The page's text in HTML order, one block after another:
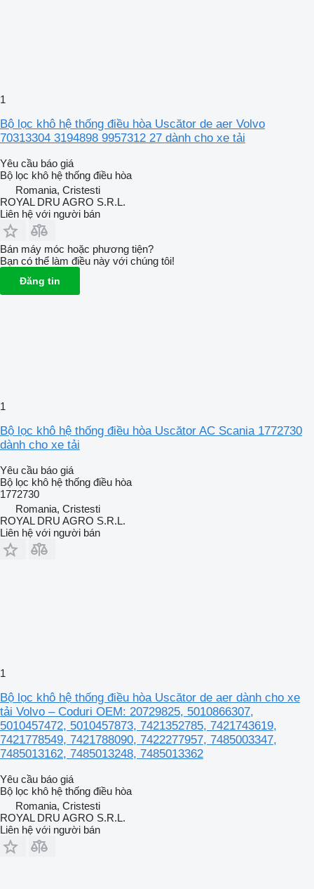
1
Bộ lọc khô hệ thống điều hòa Uscător de aer Volvo
70313304 3194898 9957312 27 dành cho xe tải
Yêu cầu báo giá
Bộ lọc khô hệ thống điều hòa
Romania, Cristesti
ROYAL DRU AGRO S.R.L.
Liên hệ với người bán
Bán máy móc hoặc phương tiện?
Bạn có thể làm điều này với chúng tôi!
Đăng tin
1
Bộ lọc khô hệ thống điều hòa Uscător AC Scania 1772730
dành cho xe tải
Yêu cầu báo giá
Bộ lọc khô hệ thống điều hòa
1772730
Romania, Cristesti
ROYAL DRU AGRO S.R.L.
Liên hệ với người bán
1
Bộ lọc khô hệ thống điều hòa Uscător de aer dành cho xe
tải Volvo – Coduri OEM: 20729825, 5010866307,
5010457472, 5010457873, 7421352785, 7421743619,
7421778549, 7421788090, 7422277957, 7485003347,
7485013162, 7485013248, 7485013362
Yêu cầu báo giá
Bộ lọc khô hệ thống điều hòa
Romania, Cristesti
ROYAL DRU AGRO S.R.L.
Liên hệ với người bán